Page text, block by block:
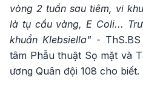
vòng 2 tuần sau tiêm, vi
là tụ cầu vàng, E Coli...
khuẩn Klebsiella" -
tâm Phẫu thuật Sọ mặt và
ương Quân đội 108 cho biết.